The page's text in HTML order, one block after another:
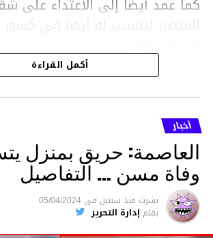
المتضرر ليتسبب له أيضا في
هذا وقد تمكن أعوان مركز الأمن
هلال في توقيت قياسي من محاصرة
والقبض عليه وإحالته على
ما نُسبه إليه.
متابعة
قسم الاخبار
أكمل القراءة
أخبار
العاصمة: حريق بمنزل
وفاة مسن … التفاصيل
نشرت منذ سنتين فى 05/04/2024
بقلم إدارة التحرير